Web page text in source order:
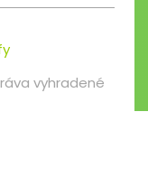
vyhradené